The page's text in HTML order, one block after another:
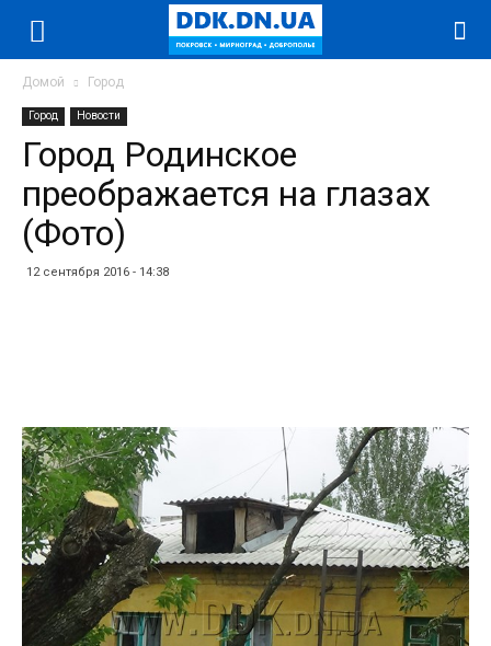
Домой Город
Город Новости
Город Родинское
преображается на глазах
(Фото)
12 сентября 2016 - 14:38